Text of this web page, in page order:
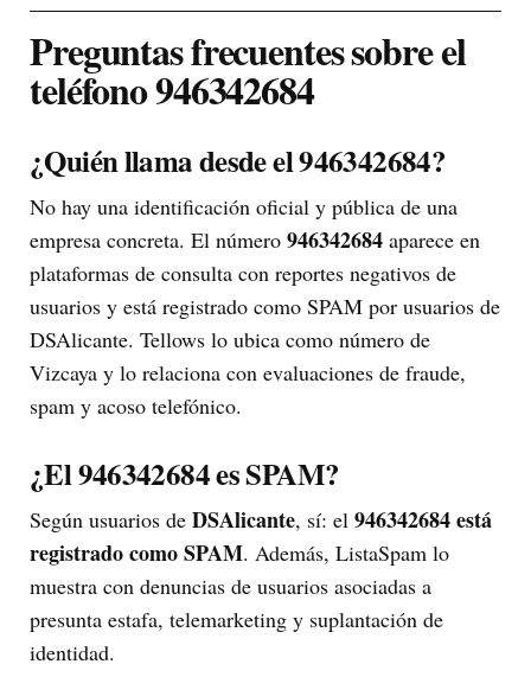
Preguntas frecuentes sobre el
teléfono 946342684
¿Quién llama desde el 946342684?
No hay una identificación oficial y pública de una
empresa concreta. El número 946342684 aparece en
plataformas de consulta con reportes negativos de
usuarios y está registrado como SPAM por usuarios de
DSAlicante. Tellows lo ubica como número de
Vizcaya y lo relaciona con evaluaciones de fraude,
spam y acoso telefónico.
¿El 946342684 es SPAM?
Según usuarios de DSAlicante, sí: el 946342684 está
registrado como SPAM. Además, ListaSpam lo
muestra con denuncias de usuarios asociadas a
presunta estafa, telemarketing y suplantación de
identidad.